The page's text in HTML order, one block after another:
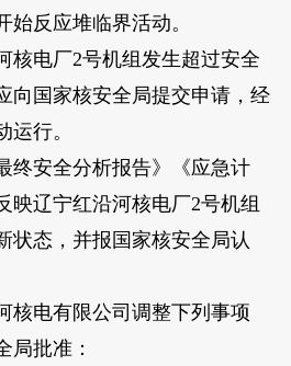
反应堆临界活动。
电厂2号机组发生超过安全
向国家核安全局提交申请，经
行。
安全分析报告》《应急计
映辽宁红沿河核电厂2号机组
状态，并报国家核安全局认
电有限公司调整下列事项
局批准：